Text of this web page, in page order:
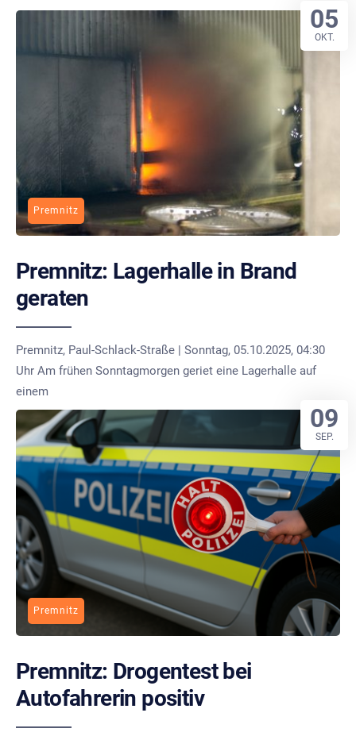
Premnitz
Premnitz: Lagerhalle in Brand
geraten
Premnitz, Paul-Schlack-Straße | Sonntag, 05.10.2025, 04:30
Uhr Am frühen Sonntagmorgen geriet eine Lagerhalle auf
einem
05
OKT.
Premnitz
Premnitz: Drogentest bei
Autofahrerin positiv
09
SEP.